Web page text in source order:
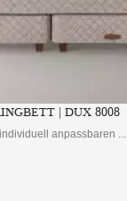
| DUX 8008
anpassbaren ...